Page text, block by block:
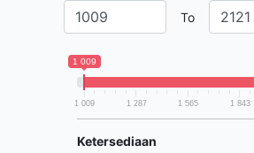
To
1 009
1 009 1 287 1 565 1 843
Ketersediaan